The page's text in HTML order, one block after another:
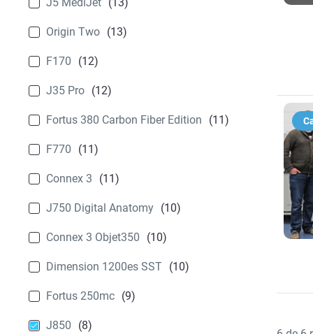
Origin Two (13)
F170 (12)
J35 Pro (12)
Fortus 380 Carbon Fiber Edition (11)
F770 (11)
Connex 3 (11)
J750 Digital Anatomy (10)
Connex 3 Objet350 (10)
Dimension 1200es SST (10)
Fortus 250mc (9)
J850 (8)